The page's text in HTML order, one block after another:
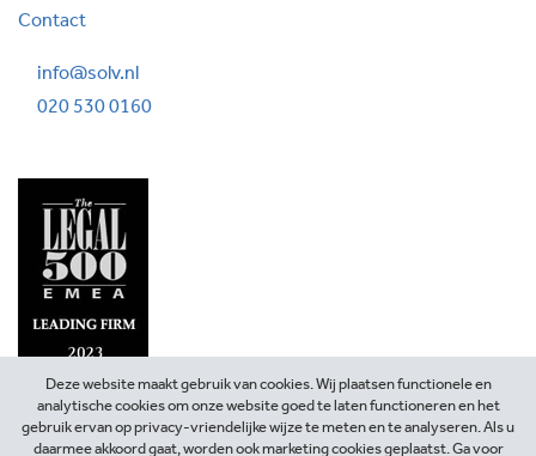
Contact
info@solv.nl
020 530 0160
Deze website maakt gebruik van cookies. Wij plaatsen functionele en
analytische cookies om onze website goed te laten functioneren en het
gebruik ervan op privacy-vriendelijke wijze te meten en te analyseren. Als u
daarmee akkoord gaat, worden ook marketing cookies geplaatst. Ga voor